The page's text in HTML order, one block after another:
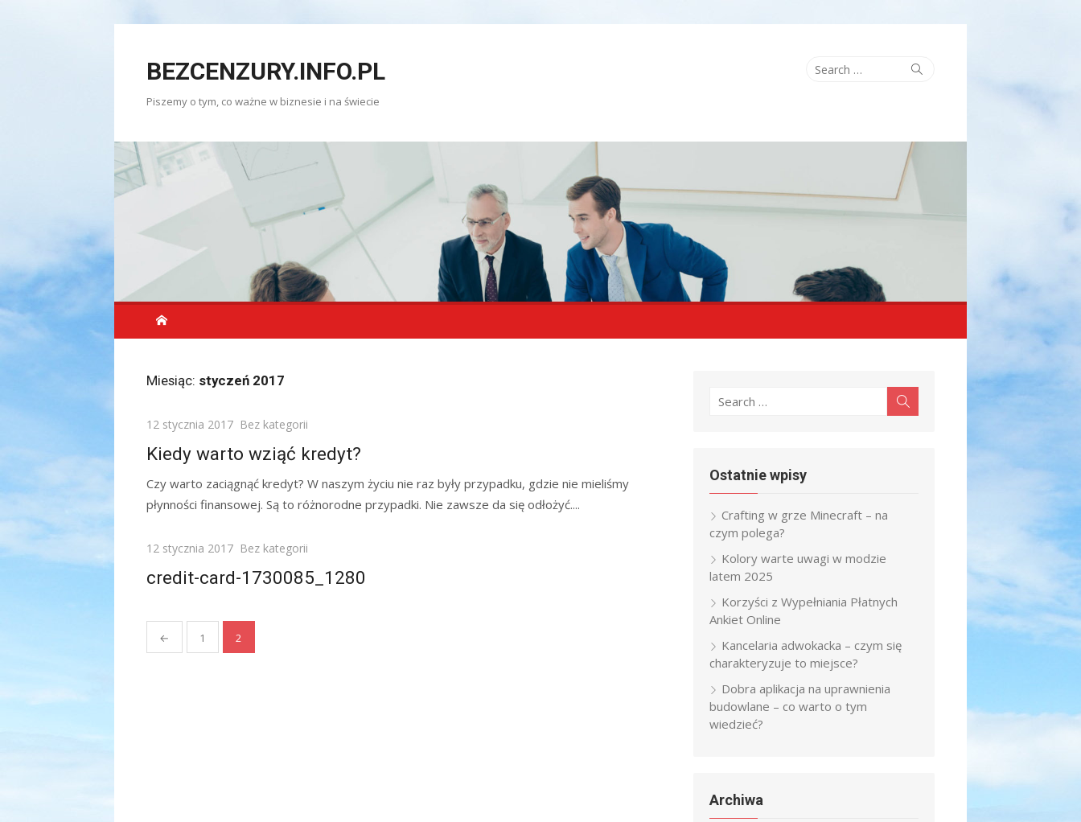
BEZCENZURY.INFO.PL
Piszemy o tym, co ważne w biznesie i na świecie
Search
Search
Miesiąc: styczeń 2017
Posted
12 stycznia 2017 Bez kategorii
Kiedy warto wziąć kredyt?
Czy warto zaciągnąć kredyt? W naszym życiu nie raz były przypadku, gdzie nie mieliśmy
płynności finansowej. Są to różnorodne przypadki. Nie zawsze da się odłożyć....
Posted
12 stycznia 2017 Bez kategorii
credit-card-1730085_1280
Stronicowanie
wpisów
← 1 2
Search
Ostatnie wpisy
Crafting w grze Minecraft – na
czym polega?
Kolory warte uwagi w modzie
latem 2025
Korzyści z Wypełniania Płatnych
Ankiet Online
Kancelaria adwokacka – czym się
charakteryzuje to miejsce?
Dobra aplikacja na uprawnienia
budowlane – co warto o tym
wiedzieć?
Archiwa